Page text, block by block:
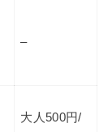
–
大人500円/